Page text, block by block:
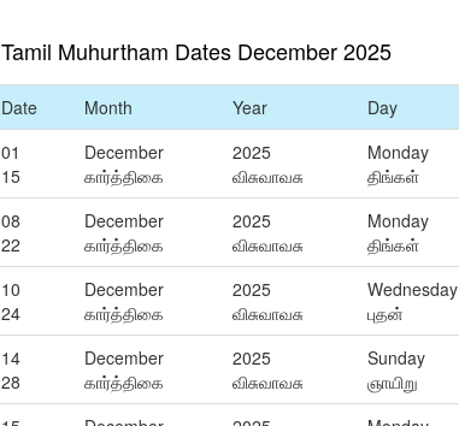
Tamil Muhurtham Dates December 2025
Date Month Year Day
01
15
December
கார்த்திகை
2025
விசுவாவசு
Monday
திங்கள்
08
22
December
கார்த்திகை
2025
விசுவாவசு
Monday
திங்கள்
10
24
December
கார்த்திகை
2025
விசுவாவசு
Wednesday
புதன்
14
28
December
கார்த்திகை
2025
விசுவாவசு
Sunday
ஞாயிறு